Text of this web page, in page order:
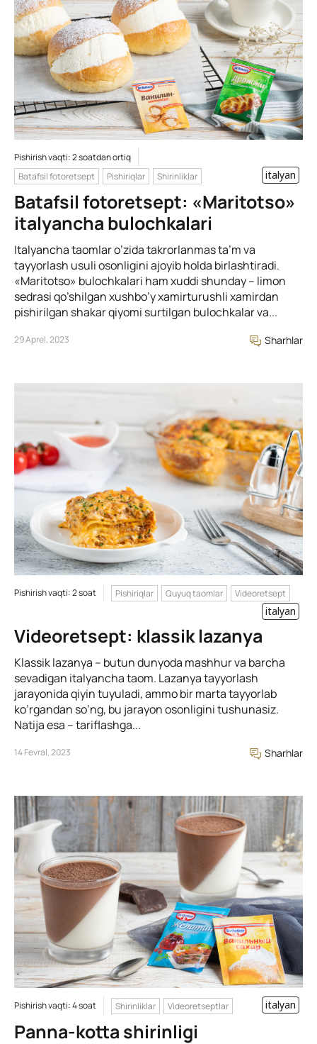
Pishirish vaqti: 2 soatdan ortiq
Batafsil fotoretsept
Pishiriqlar Shirinliklar italyan
Batafsil fotoretsept: «Maritotso»
italyancha bulochkalari
Italyancha taomlar o’zida takrorlanmas ta’m va
tayyorlash usuli osonligini ajoyib holda birlashtiradi.
«Maritotso» bulochkalari ham xuddi shunday – limon
sedrasi qo’shilgan xushbo’y xamirturushli xamirdan
pishirilgan shakar qiyomi surtilgan bulochkalar va...
29 Aprel, 2023 Sharhlar
Pishirish vaqti: 2 soat Pishiriqlar Quyuq taomlar Videoretsept
italyan
Videoretsept: klassik lazanya
Klassik lazanya – butun dunyoda mashhur va barcha
sevadigan italyancha taom. Lazanya tayyorlash
jarayonida qiyin tuyuladi, ammo bir marta tayyorlab
ko’rgandan so’ng, bu jarayon osonligini tushunasiz.
Natija esa – tariflashga...
14 Fevral, 2023 Sharhlar
Pishirish vaqti: 4 soat Shirinliklar Videoretseptlar italyan
Panna-kotta shirinligi